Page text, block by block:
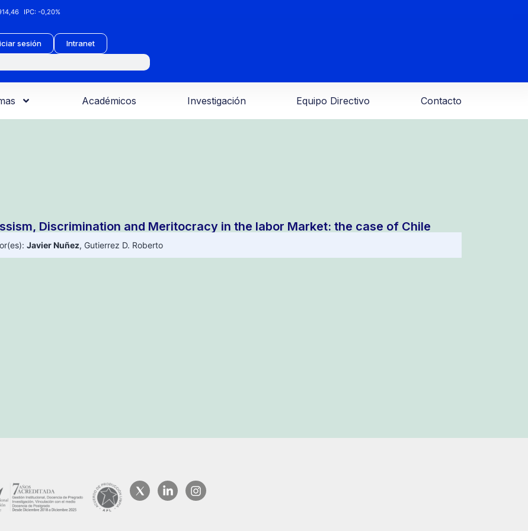
IPC:-0,20%
sesión Intranet
Académicos Investigación Equipo Directivo Contacto
Discrimination and Meritocracy in the labor Market: the case of Chile
Javier Nuñez, Gutierrez D. Roberto